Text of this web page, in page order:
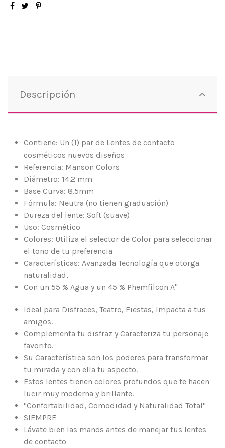
Descripción
Contiene: Un (1) par de Lentes de contacto
cosméticos nuevos diseños
Referencia: Manson Colors
Diámetro: 14.2 mm
Base Curva: 8.5mm
Fórmula: Neutra (no tienen graduación)
Dureza del lente: Soft (suave)
Uso: Cosmético
Colores: Utiliza el selector de Color para seleccionar
el tono de tu preferencia
Características: Avanzada Tecnología que otorga
naturalidad,
Con un 55 % Agua y un 45 % Phemfilcon A"
Ideal para Disfraces, Teatro, Fiestas, Impacta a tus
amigos.
Complementa tu disfraz y Caracteriza tu personaje
favorito.
Su Característica son los poderes para transformar
tu mirada y con ella tu aspecto.
Estos lentes tienen colores profundos que te hacen
lucir muy moderna y brillante.
"Confortabilidad, Comodidad y Naturalidad Total"
SIEMPRE
Lávate bien las manos antes de manejar tus lentes
de contacto